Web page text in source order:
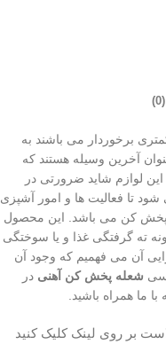
برخوردار می باشند به
آخرین وسیله هستند که
لوازم شاید ضرورتی در
شود تا فعالیت ها و امور آشپزی
پخش کن می باشد. این محصول
ته گرفتگی غذا و یا سوختگی
آن می فهمیم که وجود آن
شعله پخش کن آهنی در
ما همراه باشید.
بر روی لینک کلیک کنید